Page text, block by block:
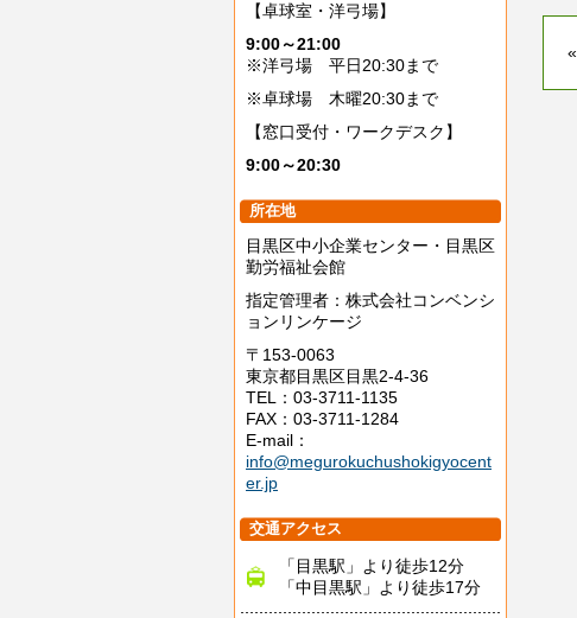
【卓球室・洋弓場】
9:00～21:00
※洋弓場 平日20:30まで
※卓球場 木曜20:30まで
【窓口受付・ワークデスク】
9:00～20:30
所在地
目黒区中小企業センター・目黒区
勤労福祉会館
指定管理者：株式会社コンベンシ
ョンリンケージ
〒153-0063
東京都目黒区目黒2-4-36
TEL：03-3711-1135
FAX：03-3711-1284
E-mail：
info@megurokuchushokigyocent
er.jp
交通アクセス
「目黒駅」より徒歩12分
「中目黒駅」より徒歩17分
«